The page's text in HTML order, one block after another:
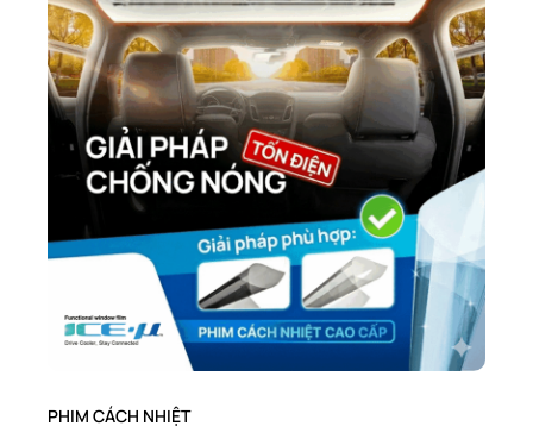
PHIM CÁCH NHIỆT